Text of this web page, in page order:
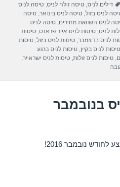
e
תגיות
דילים לניס,טיסה זולה לניס,טיסה לניס
לניס בזול,טיסה לניס בינואר,טיסה
לניס השוואת מחירים,טיסה לניס
לניס,טיסות לניס אייר פראנס,טיסות
לניס בדצמבר,טיסות לניס בזול,טיסות
טיסות לניס בקיץ,טיסות לניס ברגע
,טיסות לניס זולות,טיסות לניס ישראייר,
בנובמבר
נובמבר 2016!